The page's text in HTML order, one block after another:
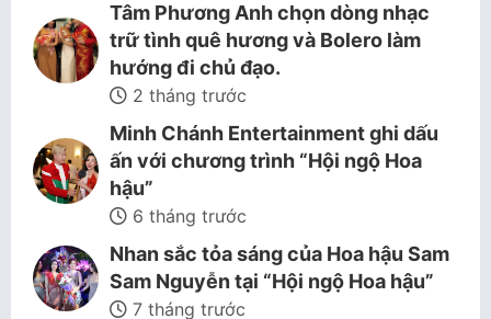
Tâm Phương Anh chọn dòng nhạc
trữ tình quê hương và Bolero làm
hướng đi chủ đạo.
2 tháng trước
Minh Chánh Entertainment ghi dấu
ấn với chương trình “Hội ngộ Hoa
hậu”
6 tháng trước
Nhan sắc tỏa sáng của Hoa hậu Sam
Sam Nguyễn tại “Hội ngộ Hoa hậu”
7 tháng trước